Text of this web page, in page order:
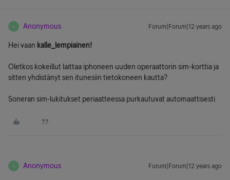
A Anonymous Forum|Forum|12 years ago
Hei vaan kalle_lempiainen!
Oletkos kokeillut laittaa iphoneen uuden operaattorin sim-korttia ja
sitten yhdistänyt sen itunesiin tietokoneen kautta?
Soneran sim-lukitukset periaatteessa purkautuvat automaattisesti.
A Anonymous Forum|Forum|12 years ago